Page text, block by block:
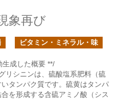
象再び
ビタミン・ミネラル・味
生成した概要 **/
リシニンは、硫酸塩系肥料（硫
タンパク質です。硫黄はタンパ
を形成する含硫アミノ酸（シス